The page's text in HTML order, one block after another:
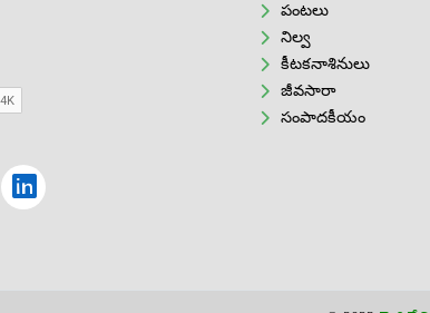
పంటలు
నిల్వ
కీటకనాశినులు
జీవసారా
సంపాదకీయం